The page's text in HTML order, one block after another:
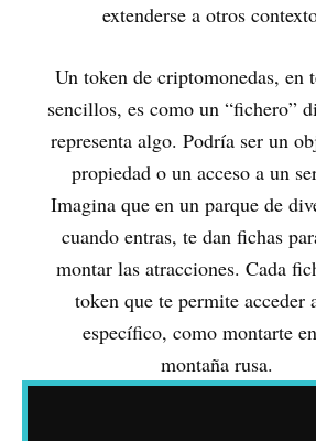
extenderse a otros
Un token de criptomonedas, en
sencillos, es como un “fichero”
representa algo. Podría ser un
propiedad o un acceso a un
Imagina que en un parque de
cuando entras, te dan fichas
montar las atracciones. Cada
token que te permite acceder
específico, como montarte
montaña rusa.